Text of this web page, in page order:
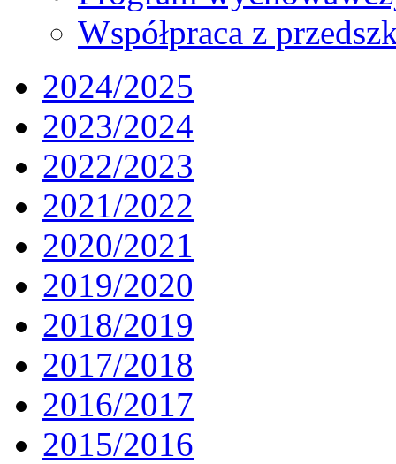
Współpraca z
2024/2025
2023/2024
2022/2023
2021/2022
2020/2021
2019/2020
2018/2019
2017/2018
2016/2017
2015/2016